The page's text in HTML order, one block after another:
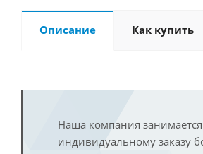
Описание Как купить
Наша компания
индивидуальному заказу